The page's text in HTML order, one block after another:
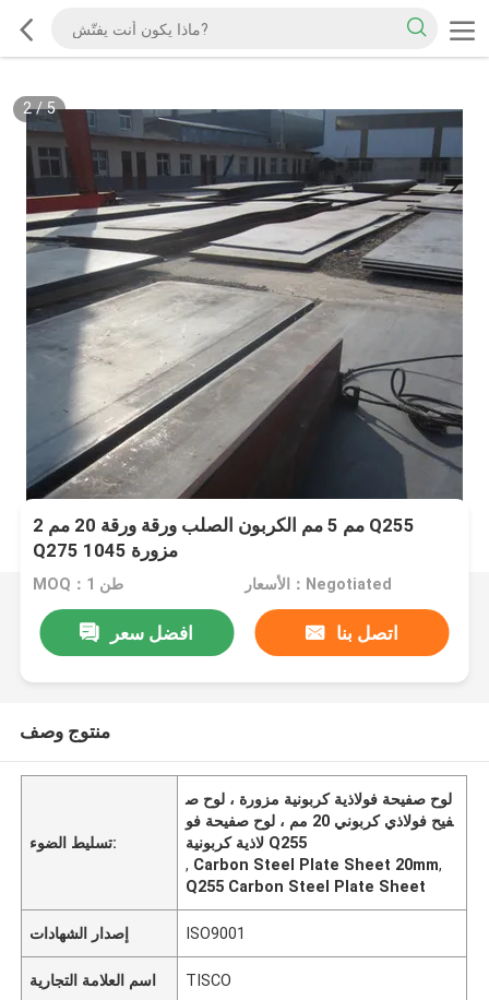
2/5
2 مم 5 مم الكربون الصلب ورقة ورقة 20 مم Q255
Q275 1045 مزورة
MOQ：1 طن الأسعار：Negotiated
افضل سعر اتصل بنا
منتوج وصف
تسليط الضوء:
لوح صفيحة فولاذية كربونية مزورة ، لوح ص
فيح فولاذي كربوني 20 مم ، لوح صفيحة فو
لاذية كربونية Q255
, Carbon Steel Plate Sheet 20mm,
Q255 Carbon Steel Plate Sheet
إصدار الشهادات ISO9001
اسم العلامة التجارية TISCO